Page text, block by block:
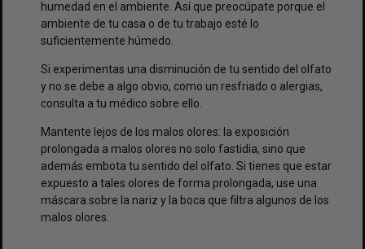
humedad en el ambiente. Así que preocúpate porque el
ambiente de tu casa o de tu trabajo esté lo
suficientemente húmedo.
Si experimentas una disminución de tu sentido del olfato
y no se debe a algo obvio, como un resfriado o alergias,
consulta a tu médico sobre ello.
Mantente lejos de los malos olores: la exposición
prolongada a malos olores no solo fastidia, sino que
además embota tu sentido del olfato. Si tienes que estar
expuesto a tales olores de forma prolongada, use una
máscara sobre la nariz y la boca que filtra algunos de los
malos olores.